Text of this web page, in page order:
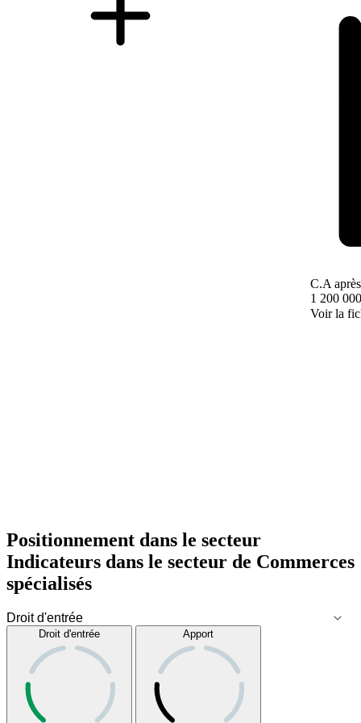
C.A
1 200
Voir la
Positionnement dans le secteur
Indicateurs dans le secteur de Commerces
spécialisés
Droit d'entrée Apport